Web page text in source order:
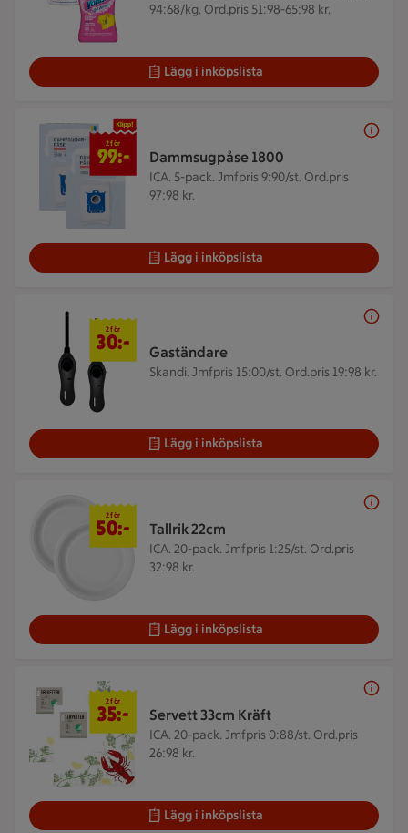
94:68/kg. Ord.pris 51:98-65:98 kr.
Lägg i inköpslista
Dammsugpåse 1800
ICA. 5-pack. Jmfpris 9:90/st. Ord.pris
97:98 kr.
2 för 99 kr
2 för
99:-
Lägg i inköpslista
Gaständare
Skandi. Jmfpris 15:00/st. Ord.pris 19:98 kr.
2 för 30 kr
2 för
30:-
Lägg i inköpslista
Tallrik 22cm
ICA. 20-pack. Jmfpris 1:25/st. Ord.pris
32:98 kr.
2 för 50 kr
2 för
50:-
Lägg i inköpslista
Servett 33cm Kräft
ICA. 20-pack. Jmfpris 0:88/st. Ord.pris
26:98 kr.
2 för 35 kr
2 för
35:-
Lägg i inköpslista